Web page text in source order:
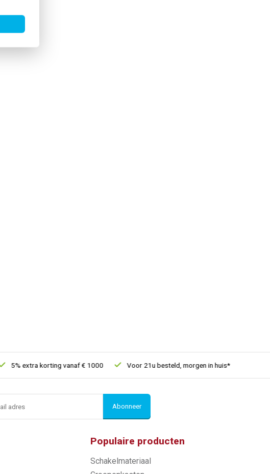
extra korting vanaf € 1000 Voor 21u besteld, morgen in huis*
Abonneer
Populaire producten
Schakelmateriaal